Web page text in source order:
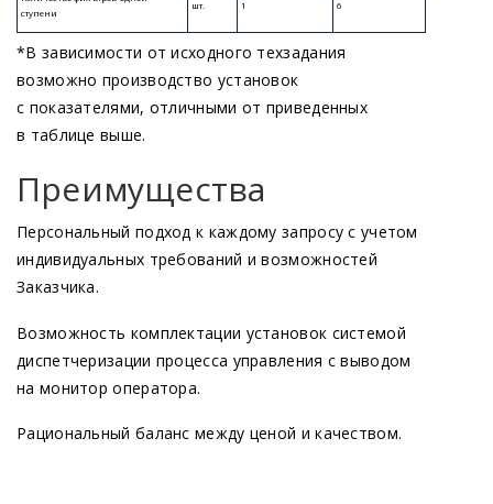
*В зависимости от исходного техзадания
возможно производство установок
с показателями, отличными от приведенных
в таблице выше.
Преимущества
Персональный подход к каждому запросу с учетом
индивидуальных требований и возможностей
Заказчика.
Возможность комплектации установок системой
диспетчеризации процесса управления с выводом
на монитор оператора.
Рациональный баланс между ценой и качеством.